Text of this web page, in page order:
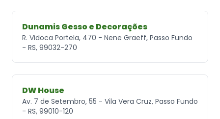
Dunamis Gesso e Decorações
R. Vidoca Portela, 470 - Nene Graeff, Passo Fundo
- RS, 99032-270
DW House
Av. 7 de Setembro, 55 - Vila Vera Cruz, Passo Fundo
- RS, 99010-120